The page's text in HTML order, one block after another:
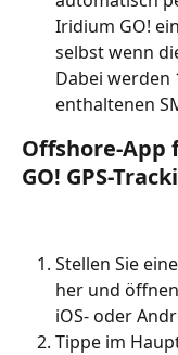
Iridium GO!
selbst wenn
Dabei werden
enthaltenen
Offshore-App
GO! GPS-
Stellen Sie
her und
iOS- oder
Tippe im